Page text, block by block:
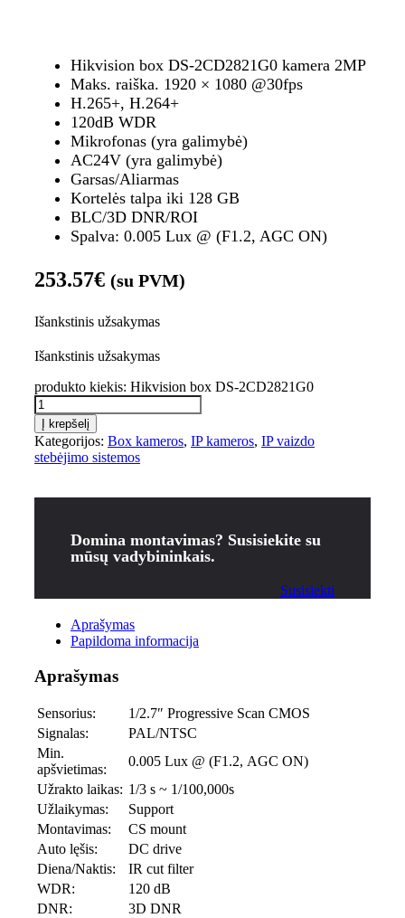
Hikvision box DS-2CD2821G0 kamera 2MP
Maks. raiška. 1920 × 1080 @30fps
H.265+, H.264+
120dB WDR
Mikrofonas (yra galimybė)
AC24V (yra galimybė)
Garsas/Aliarmas
Kortelės talpa iki 128 GB
BLC/3D DNR/ROI
Spalva: 0.005 Lux @ (F1.2, AGC ON)
253.57€ (su PVM)
Išankstinis užsakymas
Išankstinis užsakymas
produkto kiekis: Hikvision box DS-2CD2821G0
Į krepšelį
Kategorijos: Box kameros, IP kameros, IP vaizdo
stebėjimo sistemos
Domina montavimas? Susisiekite su
mūsų vadybininkais.
Susisiekti
Aprašymas
Papildoma informacija
Aprašymas
Sensorius:
1/2.7″ Progressive Scan CMOS
Signalas:
PAL/NTSC
Min.
apšvietimas:
0.005 Lux @ (F1.2, AGC ON)
Užrakto laikas: 1/3 s ~ 1/100,000s
Užlaikymas:
Support
Montavimas:
CS mount
Auto lęšis:
DC drive
Diena/Naktis:
IR cut filter
WDR:
120 dB
DNR:
3D DNR